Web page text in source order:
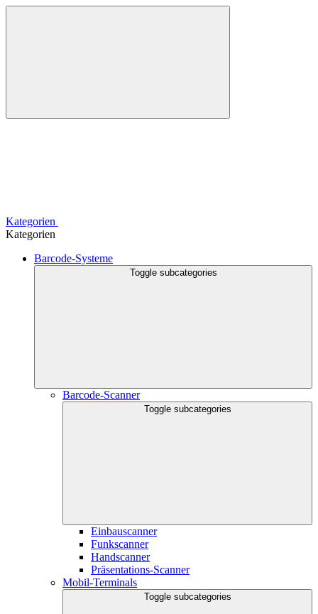
Kategorien
Kategorien
Barcode-Systeme
Toggle subcategories
Barcode-Scanner
Toggle subcategories
Einbauscanner
Funkscanner
Handscanner
Präsentations-Scanner
Mobil-Terminals
Toggle subcategories